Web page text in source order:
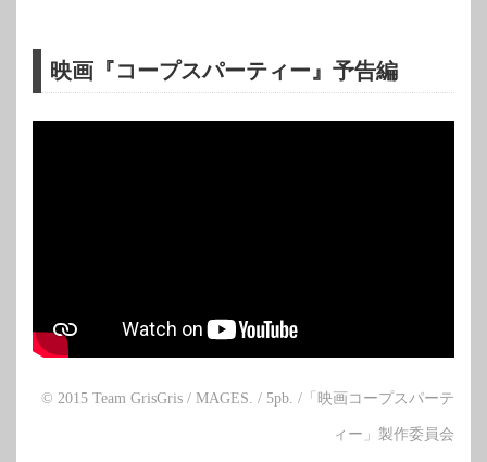
映画『コープスパーティー』予告編
© 2015 Team GrisGris / MAGES. / 5pb. /「映画コープスパーテ
ィー」製作委員会